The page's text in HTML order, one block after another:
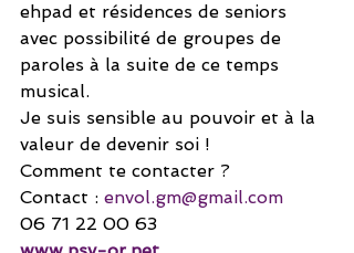
ehpad et résidences de seniors
avec possibilité de groupes de
paroles à la suite de ce temps
musical.
Je suis sensible au pouvoir et à la
valeur de devenir soi !
Comment te contacter ?
Contact : envol.gm@gmail.com
06 71 22 00 63